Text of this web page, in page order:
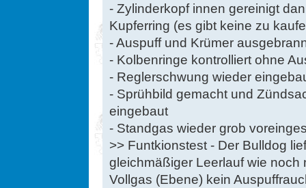
- Zylinderkopf innen gereinigt
Kupferring (es gibt keine zu
- Auspuff und Krümer
- Kolbenringe kontrolliert ohne
- Reglerschwung wieder
- Sprühbild gemacht und
eingebaut
- Standgas wieder grob
>> Funtkionstest - Der Bulldog
gleichmäßiger Leerlauf wie noch
Vollgas (Ebene) kein